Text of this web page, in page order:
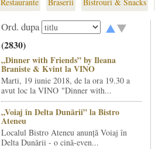
Ord. dupa
(2830)
„Dinner with Friends” by Ileana
Braniste & Kvint la VINO
Marti, 19 iunie 2018, de la ora 19.30 a
avut loc la VINO "Dinner with...
„Voiaj în Delta Dunării” la Bistro
Ateneu
Localul Bistro Ateneu anunță Voiaj în
Delta Dunării - o cină-even...